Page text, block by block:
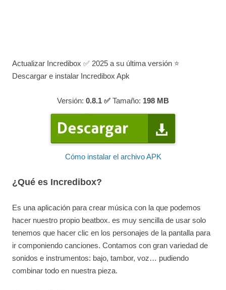
Actualizar Incredibox ✅ 2025 a su última versión ⭐
Descargar e instalar Incredibox Apk
Versión: 0.8.1 ✅ Tamaño: 198 MB
Cómo instalar el archivo APK
¿Qué es Incredibox?
Es una aplicación para crear música con la que podemos
hacer nuestro propio beatbox. es muy sencilla de usar solo
tenemos que hacer clic en los personajes de la pantalla para
ir componiendo canciones. Contamos con gran variedad de
sonidos e instrumentos: bajo, tambor, voz… pudiendo
combinar todo en nuestra pieza.